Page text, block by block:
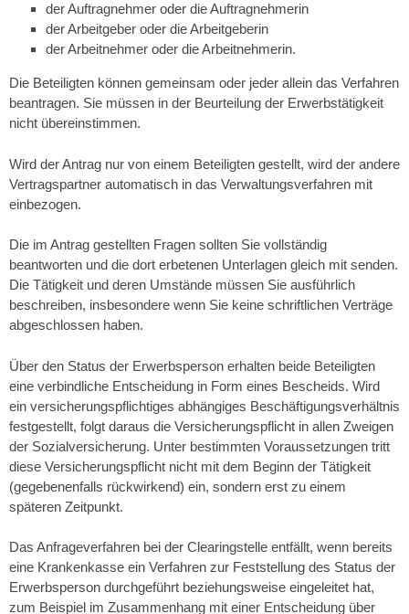
der Auftragnehmer oder die Auftragnehmerin
der Arbeitgeber oder die Arbeitgeberin
der Arbeitnehmer oder die Arbeitnehmerin.
Die Beteiligten können gemeinsam oder jeder allein das Verfahren
beantragen. Sie müssen in der Beurteilung der Erwerbstätigkeit
nicht übereinstimmen.
Wird der Antrag nur von einem Beteiligten gestellt, wird der andere
Vertragspartner automatisch in das Verwaltungsverfahren mit
einbezogen.
Die im Antrag gestellten Fragen sollten Sie vollständig
beantworten und die dort erbetenen Unterlagen gleich mit senden.
Die Tätigkeit und deren Umstände müssen Sie ausführlich
beschreiben, insbesondere wenn Sie keine schriftlichen Verträge
abgeschlossen haben.
Über den Status der Erwerbsperson erhalten beide Beteiligten
eine verbindliche Entscheidung in Form eines Bescheids. Wird
ein versicherungspflichtiges abhängiges Beschäftigungsverhältnis
festgestellt, folgt daraus die Versicherungspflicht in allen Zweigen
der Sozialversicherung. Unter bestimmten Voraussetzungen tritt
diese Versicherungspflicht nicht mit dem Beginn der Tätigkeit
(gegebenenfalls rückwirkend) ein, sondern erst zu einem
späteren Zeitpunkt.
Das Anfrageverfahren bei der Clearingstelle entfällt, wenn bereits
eine Krankenkasse ein Verfahren zur Feststellung des Status der
Erwerbsperson durchgeführt beziehungsweise eingeleitet hat,
zum Beispiel im Zusammenhang mit einer Entscheidung über